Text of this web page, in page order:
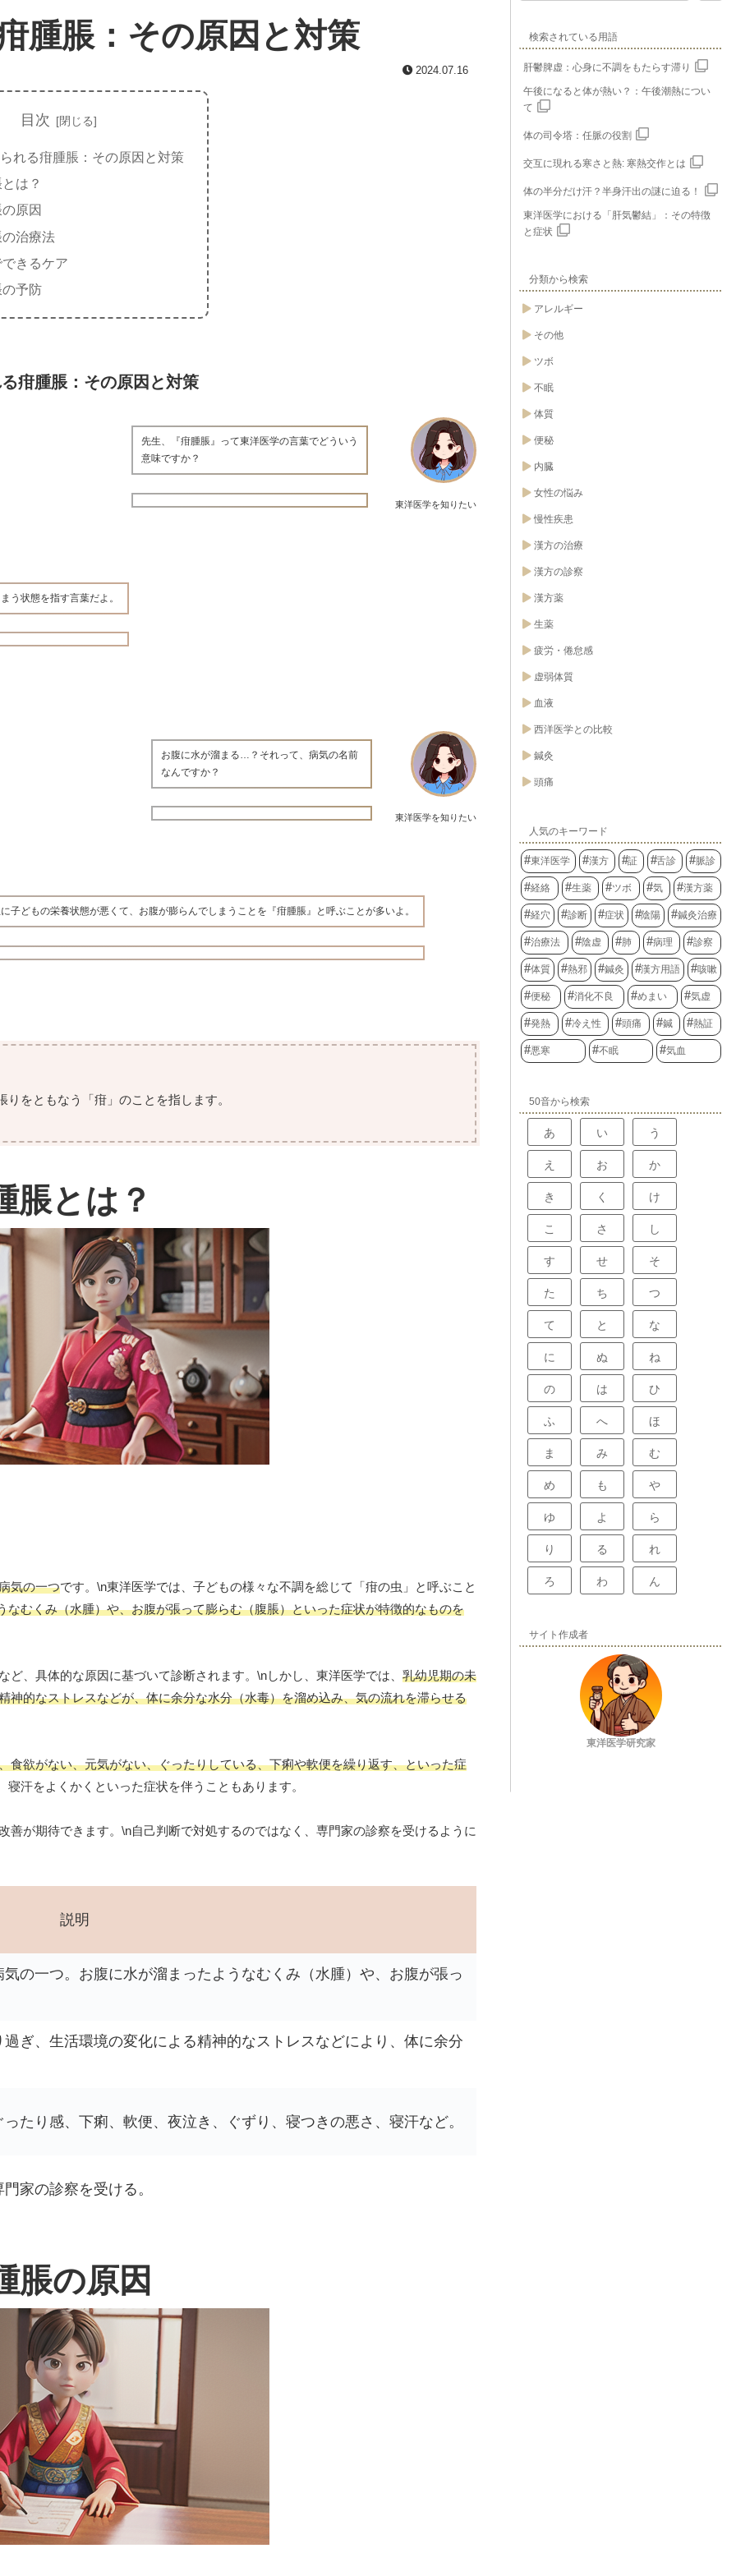
腫脹：その原因と対策
2024.07.16
目次
れる疳腫脹：その原因と対策
は？
原因
治療法
きるケア
予防
疳腫脹：その原因と対策
東洋医学を知りたい
先生、『疳腫脹』って東洋医学の言葉でどういう
意味ですか？
う状態を指す言葉だよ。
東洋医学を知りたい
お腹に水が溜まる…？それって、病気の名前
なんですか？
どもの栄養状態が悪くて、お腹が膨らんでしまうことを『疳腫脹』と呼ぶことが多いよ。
をともなう「疳」のことを指します。
脹とは？
気の一つです。\n東洋医学では、子どもの様々な不調を総じて「疳の虫」と呼ぶこと
なむくみ（水腫）や、お腹が張って膨らむ（腹脹）といった症状が特徴的なものを
、具体的な原因に基づいて診断されます。\nしかし、東洋医学では、 乳幼児期の未
的なストレスなどが、体に余分な水分（水毒）を溜め込み、気の流れを滞らせる
食欲がない、元気がない、ぐったりしている、下痢や軟便を繰り返す、といった症
汗をよくかくといった症状を伴うこともあります。
が期待できます。\n自己判断で対処するのではなく、専門家の診察を受けるように
説明
の一つ。お腹に水が溜まったようなむくみ（水腫）や、お腹が張っ
ぎ、生活環境の変化による精神的なストレスなどにより、体に余分
たり感、下痢、軟便、夜泣き、ぐずり、寝つきの悪さ、寝汗など。
家の診察を受ける。
脹の原因
検索されている用語
肝鬱脾虚：心身に不調をもたらす滞り
午後になると体が熱い？：午後潮熱につい
て
体の司令塔：任脈の役割
交互に現れる寒さと熱: 寒熱交作とは
体の半分だけ汗？半身汗出の謎に迫る！
東洋医学における「肝気鬱結」：その特徴
と症状
分類から検索
アレルギー
その他
ツボ
不眠
体質
便秘
内臓
女性の悩み
慢性疾患
漢方の治療
漢方の診察
漢方薬
生薬
疲労・倦怠感
虚弱体質
血液
西洋医学との比較
鍼灸
頭痛
人気のキーワード
東洋医学 漢方 証 舌診 脈診
経絡 生薬 ツボ 気 漢方薬
経穴 診断 症状 陰陽 鍼灸治療
治療法 陰虚 肺 病理 診察
体質 熱邪 鍼灸 漢方用語 咳嗽
便秘 消化不良 めまい 気虚
発熱 冷え性 頭痛 鍼 熱証
悪寒 不眠 気血
50音から検索
あ い う
え お か
き く け
こ さ し
す せ そ
た ち つ
て と な
に ぬ ね
の は ひ
ふ へ ほ
ま み む
め も や
ゆ よ ら
り る れ
ろ わ ん
サイト作成者
東洋医学研究家